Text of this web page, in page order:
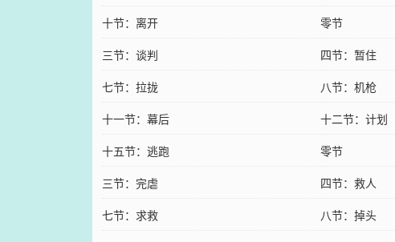
十节：离开
零节
三节：谈判
四节：暂住
七节：拉拢
八节：机枪
十一节：幕后
十二节：计划
十五节：逃跑
零节
三节：完虐
四节：救人
七节：求救
八节：掉头